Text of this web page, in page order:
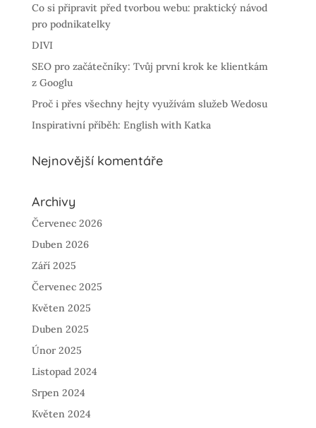
Co si připravit před tvorbou webu: praktický návod
pro podnikatelky
DIVI
SEO pro začátečníky: Tvůj první krok ke klientkám
z Googlu
Proč i přes všechny hejty využívám služeb Wedosu
Inspirativní příběh: English with Katka
Nejnovější komentáře
Archivy
Červenec 2026
Duben 2026
Září 2025
Červenec 2025
Květen 2025
Duben 2025
Únor 2025
Listopad 2024
Srpen 2024
Květen 2024